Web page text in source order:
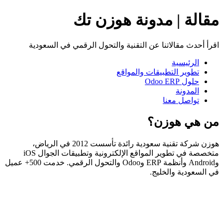
مقالة | مدونة هوزن تك
اقرأ أحدث مقالاتنا عن التقنية والتحول الرقمي في السعودية
الرئيسية
تطوير التطبيقات والمواقع
حلول Odoo ERP
المدونة
تواصل معنا
من هي هوزن؟
هوزن شركة تقنية سعودية رائدة تأسست 2012 في الرياض،
متخصصة في تطوير المواقع الإلكترونية وتطبيقات الجوال iOS
وAndroid وأنظمة ERP وOdoo والتحول الرقمي. خدمت 500+ عميل
في السعودية والخليج.